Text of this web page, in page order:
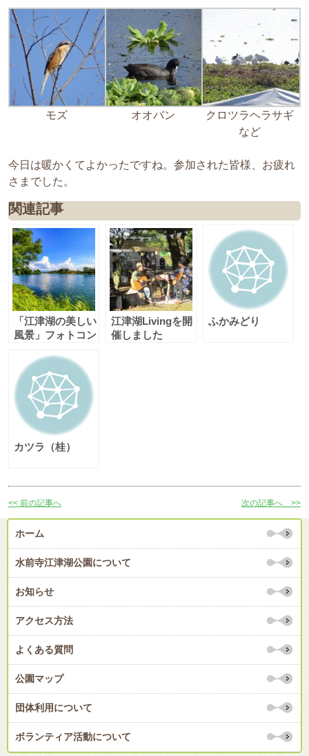
モズ オオバン
クロツラヘラサギ
など
今日は暖かくてよかったですね。参加された皆様、お疲れ
さまでした。
関連記事
「江津湖の美しい
風景」フォトコン
期）結果発表
江津湖Livingを開
催しました
ふかみどり
カツラ（桂）
<< 前の記事へ 次の記事へ >>
ホーム
水前寺江津湖公園について
お知らせ
アクセス方法
よくある質問
公園マップ
団体利用について
ボランティア活動について